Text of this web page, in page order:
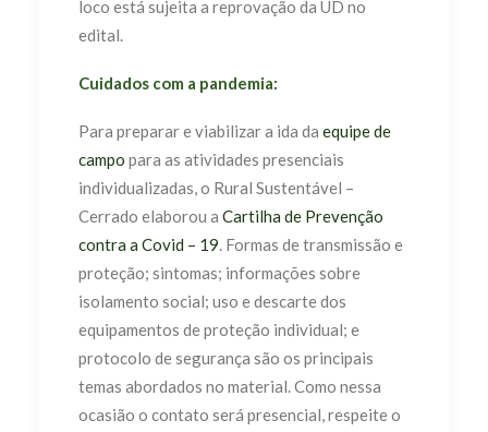
loco está sujeita a reprovação da UD no
edital.
Cuidados com a pandemia:
Para preparar e viabilizar a ida da equipe de
campo para as atividades presenciais
individualizadas, o Rural Sustentável –
Cerrado elaborou a Cartilha de Prevenção
contra a Covid – 19. Formas de transmissão e
proteção; sintomas; informações sobre
isolamento social; uso e descarte dos
equipamentos de proteção individual; e
protocolo de segurança são os principais
temas abordados no material. Como nessa
ocasião o contato será presencial, respeite o